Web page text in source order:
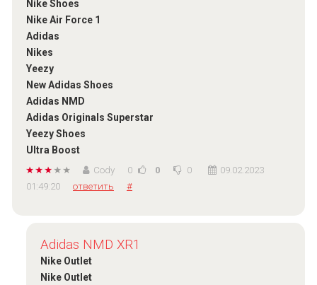
Nike Shoes
Nike Air Force 1
Adidas
Nikes
Yeezy
New Adidas Shoes
Adidas NMD
Adidas Originals Superstar
Yeezy Shoes
Ultra Boost
Cody 0 0 0
09.02.2023
01:49:20
ответить #
Adidas NMD XR1
Nike Outlet
Nike Outlet